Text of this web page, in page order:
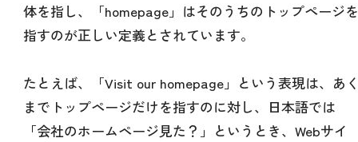
体を指し、「homepage」はそのうちのトップページを
指すのが正しい定義とされています。
たとえば、「Visit our homepage」という表現は、あ
までトップページだけを指すのに対し、日本語では
「会社のホームページ見た？」というとき、Webサイ